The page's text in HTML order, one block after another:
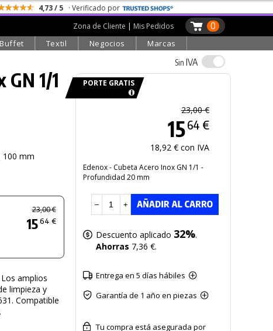
4,73 / 5 · Verificado por
0
Zona de Cliente | Mis Pedidos
Buffet Textil Negocios Marcas
GN 1/1
100 mm
23,00 €
15 64 €
amplios
limpieza y
Compatible
Sin IVA
PORTE GRATIS
23,00 €
1564 €
18,92 € con IVA
Edenox - Cubeta Acero Inox GN 1/1 -
Profundidad 20 mm
– +
Descuento aplicado 32%.
Ahorras 7,36 €.
Entrega en 5 días hábiles
Garantía de 1 año en piezas
Tu compra está asegurada por